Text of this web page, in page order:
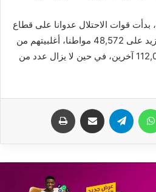
ومنذ السابع من أكتوبر 2023، بدأت قوات الاحتلال عدوانا على قطاع
غزة، أسفر عن استشهاد ما يزيد على 48,572 مواطنا، أغلبيتهم من
الأطفال والنساء، وإصابة 112,032 آخرين، في حين لا يزال عدد من
واتساب تيلقرام مشاركة عبر البريد